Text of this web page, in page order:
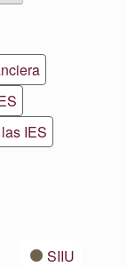
IES
SIIU